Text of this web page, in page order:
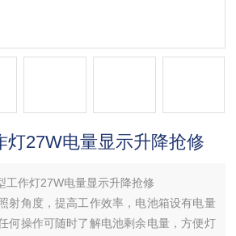
灯27W电量显示升降抢修
工作灯27W电量显示升降抢修
射角度，提高工作效率，电池箱设有电量
何操作可随时了解电池剩余电量，方便灯